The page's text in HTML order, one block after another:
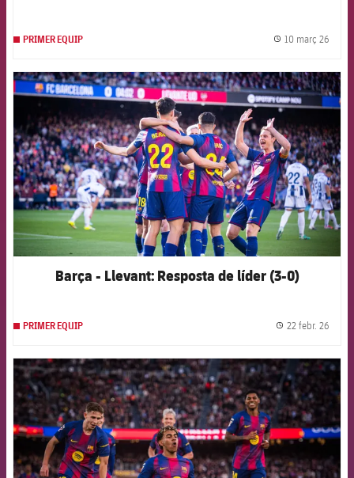
PRIMER EQUIP 10 març 26
FCB Barcelona badge
Barça - Llevant: Resposta de líder (3-0)
PRIMER EQUIP 22 febr. 26
FCB Barcelona badge